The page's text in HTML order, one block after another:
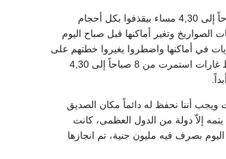
في هذا اليوم كان الرئيس الله يرحمه في الرباط ولما انتهت الغارات في الساعة 4,30 مساء. وكانوا طوال الوقت من 8 صباحاً إلى 4,30 مساء بيقذفوا بكل أحجام
أن تخلى بطاريات الصواريخ وتغير أماكنها قبل صباح اليوم
في أماكنها واضطروا يغيروا خطتهم على
ما يستطلعوا تاني ويعودوا تاني للغارات. يعني ماقصروش ولادنا أبداً بل واجهوا كل هذا ومن وسط القنابل الزمنية ومن وسط غارات استمرت من 8 صباحاً إلى 4,30
قلت ويجب أننا نحفظ له دائماً مكان الصديق
أجهزتنا في بلدنا في خلال 40 يوماً تم عمل لا يمكن أن يتمه إلاّ دولة من الدول العظمى، كانت
في خلال 40 يوم تم عمل كان تمنه 40 مليون جنية، يعني كان اليوم بصرف فيه مليون جنية، تم انجازها